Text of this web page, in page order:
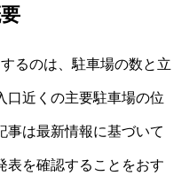
るのは、駐車場の数と立
口近くの主要駐車場の位
事は最新情報に基づいて
表を確認することをおす